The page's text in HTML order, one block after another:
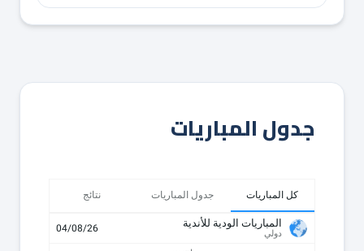
جدول المباريات
كل المباريات جدول المباريات نتائج
المباريات الودية للأندية
دولي 04/08/26